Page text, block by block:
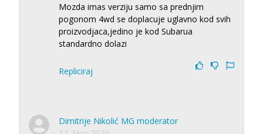
Mozda imas verziju samo sa prednjim
pogonom 4wd se doplacuje uglavno kod svih
proizvodjaca,jedino je kod Subarua
standardno dolazi
Repliciraj
Dimitrije Nikolić MG moderator